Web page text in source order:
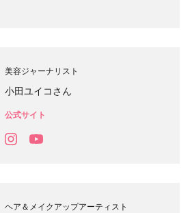
美容ジャーナリスト
小田ユイコさん
公式サイト
ヘア＆メイクアップアーティスト